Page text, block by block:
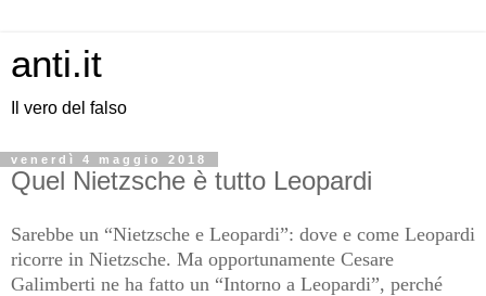
anti.it
Il vero del falso
venerdì 4 maggio 2018
Quel Nietzsche è tutto Leopardi
Sarebbe un “Nietzsche e Leopardi”: dove e come Leopardi
ricorre in Nietzsche. Ma opportunamente Cesare
Galimberti ne ha fatto un “Intorno a Leopardi”, perché